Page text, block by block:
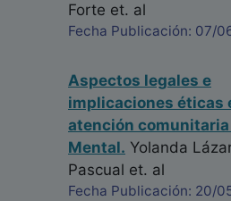
Forte et. al
Fecha Publicación: 07/
Aspectos legales e
implicaciones éticas
atención comunitaria
Mental. Yolanda
Pascual et. al
Fecha Publicación: 20/